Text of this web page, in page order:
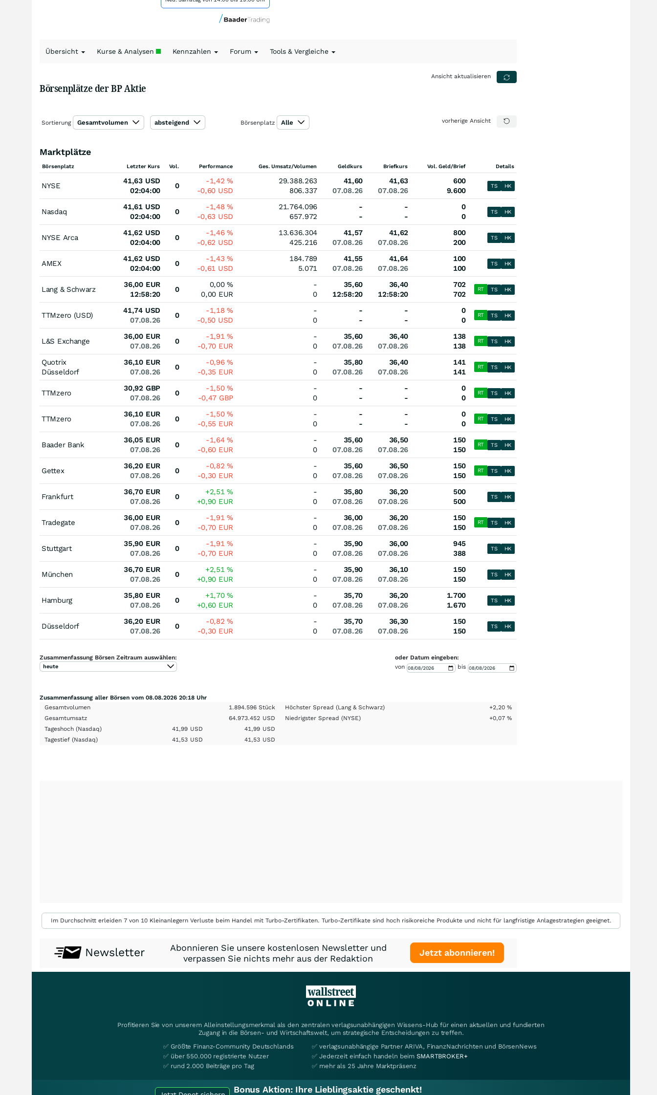
Übersicht Kurse & Analysen Kennzahlen Forum Tools & Vergleiche
Börsenplätze der BP Aktie
Ansicht aktualisieren
Sortierung Gesamtvolumen absteigend Börsenplatz Alle vorherige Ansicht
Marktplätze
Börsenplatz Letzter Kurs Vol. Performance Ges. Umsatz/Volumen Geldkurs Briefkurs Vol. Geld/Brief Details
NYSE
41,63 USD
02:04:00
0
-1,42%
-0,60 USD
29.388.263
806.337
41,60
07.08.26
41,63
07.08.26
600
9.600
TS HK
Nasdaq
41,61 USD
02:04:00
0
-1,48%
-0,63 USD
21.764.096
657.972
-
-
-
-
0
0
TS HK
NYSE Arca
41,62 USD
02:04:00
0
-1,46%
-0,62 USD
13.636.304
425.216
41,57
07.08.26
41,62
07.08.26
800
200
TS HK
AMEX
41,62 USD
02:04:00
0
-1,43%
-0,61 USD
184.789
5.071
41,55
07.08.26
41,64
07.08.26
100
100
TS HK
Lang & Schwarz
36,00 EUR
12:58:20
0
0,00%
0,00 EUR
-
0
35,60
12:58:20
36,40
12:58:20
702
702
RT TS HK
TTMzero (USD)
41,74 USD
07.08.26
0
-1,18%
-0,50 USD
-
0
-
-
-
-
0
0
RT TS HK
L&S Exchange
36,00 EUR
07.08.26
0
-1,91%
-0,70 EUR
-
0
35,60
07.08.26
36,40
07.08.26
138
138
RT TS HK
Quotrix
Düsseldorf
36,10 EUR
07.08.26
0
-0,96%
-0,35 EUR
-
0
35,80
07.08.26
36,40
07.08.26
141
141
RT TS HK
TTMzero
30,92 GBP
07.08.26
0
-1,50%
-0,47 GBP
-
0
-
-
-
-
0
0
RT TS HK
TTMzero
36,10 EUR
07.08.26
0
-1,50%
-0,55 EUR
-
0
-
-
-
-
0
0
RT TS HK
Baader Bank
36,05 EUR
07.08.26
0
-1,64%
-0,60 EUR
-
0
35,60
07.08.26
36,50
07.08.26
150
150
RT TS HK
Gettex
36,20 EUR
07.08.26
0
-0,82%
-0,30 EUR
-
0
35,60
07.08.26
36,50
07.08.26
150
150
RT TS HK
Frankfurt
36,70 EUR
07.08.26
0
+2,51%
+0,90 EUR
-
0
35,80
07.08.26
36,20
07.08.26
500
500
TS HK
Tradegate
36,00 EUR
07.08.26
0
-1,91%
-0,70 EUR
-
0
36,00
07.08.26
36,20
07.08.26
150
150
RT TS HK
Stuttgart
35,90 EUR
07.08.26
0
-1,91%
-0,70 EUR
-
0
35,90
07.08.26
36,00
07.08.26
945
388
TS HK
München
36,70 EUR
07.08.26
0
+2,51%
+0,90 EUR
-
0
35,90
07.08.26
36,10
07.08.26
150
150
TS HK
Hamburg
35,80 EUR
07.08.26
0
+1,70%
+0,60 EUR
-
0
35,70
07.08.26
36,20
07.08.26
1.700
1.670
TS HK
Düsseldorf
36,20 EUR
07.08.26
0
-0,82%
-0,30 EUR
-
0
35,70
07.08.26
36,30
07.08.26
150
150
TS HK
Zusammenfassung Börsen Zeitraum auswählen:
heute
oder Datum eingeben:
von
bis
Zusammenfassung aller Börsen vom 08.08.2026 20:18 Uhr
Gesamtvolumen
1.894.596 Stück Höchster Spread(Lang & Schwarz) +2,20 %
Gesamtumsatz
64.973.452 USD Niedrigster Spread(NYSE) +0,07 %
Tageshoch (Nasdaq) 41,99 USD 41,99 USD
Tagestief (Nasdaq) 41,53 USD 41,53 USD
Im Durchschnitt erleiden 7 von 10 Kleinanlegern Verluste beim Handel mit Turbo-Zertifikaten. Turbo-Zertifikate sind hoch risikoreiche Produkte und nicht für langfristige Anlagestrategien geeignet.
Newsletter
Abonnieren Sie unsere kostenlosen Newsletter und
verpassen Sie nichts mehr aus der Redaktion
Jetzt abonnieren!
Profitieren Sie von unserem Alleinstellungsmerkmal als den zentralen verlagsunabhängigen Wissens-Hub für einen aktuellen und fundierten
Zugang in die Börsen- und Wirtschaftswelt, um strategische Entscheidungen zu treffen.
✅ Größte Finanz-Community Deutschlands
✅ über 550.000 registrierte Nutzer
✅ rund 2.000 Beiträge pro Tag
✅ verlagsunabhängige Partner ARIVA, FinanzNachrichten und BörsenNews
✅ Jederzeit einfach handeln beimSMARTBROKER+
✅ mehr als 25 Jahre Marktpräsenz
Bonus Aktion: Ihre Lieblingsaktie geschenkt!